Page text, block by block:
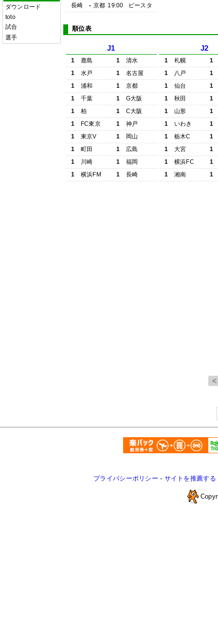
ダウンロード
toto
試合
選手
長崎
- 京都 19:00 ピースタ
順位表
J1
1 鹿島 1
清水
1
水戸 1
名古屋
1
浦和 1
京都
1
千葉 1
G大阪
1
柏 1
C大阪
1
FC東京 1
神戸
1
東京V 1
岡山
1
町田 1
広島
1
川崎 1
福岡
1
横浜FM 1 長崎
J2
1 札幌
1
1
八戸
1
1
仙台
1
1
秋田
1
1
山形
1
1
いわき
1
1
栃木C
1
1
大宮
1
1
横浜FC
1
1
湘南 1
プライバシーポリシー - サイトを推薦する